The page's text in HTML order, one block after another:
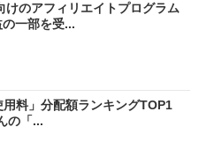
のアフィリエイトプログラム
一部を受...
用料」分配額ランキングTOP1
の「...